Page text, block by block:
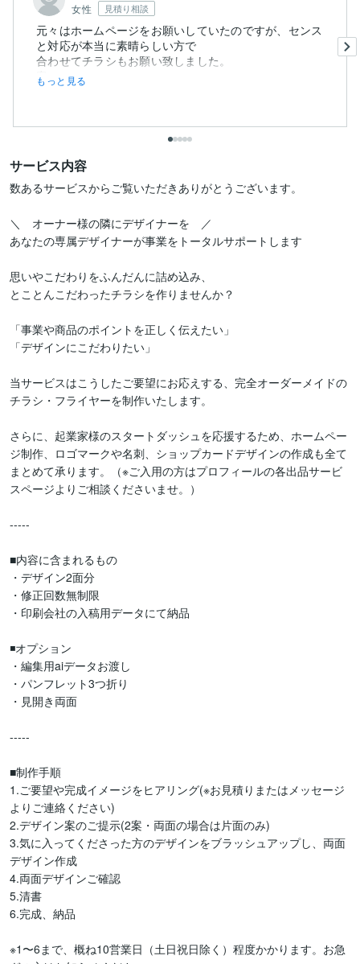
女性 見積り相談
元々はホームページをお願いしていたのですが、センス
と対応が本当に素晴らしい方で
合わせてチラシもお願い致しました。
案の...
もっと見る
サービス内容
数あるサービスからご覧いただきありがとうございます。
＼　オーナー様の隣にデザイナーを　／
あなたの専属デザイナーが事業をトータルサポートします
思いやこだわりをふんだんに詰め込み、
とことんこだわったチラシを作りませんか？
「事業や商品のポイントを正しく伝えたい」
「デザインにこだわりたい」
当サービスはこうしたご要望にお応えする、完全オーダーメイドの
チラシ・フライヤーを制作いたします。
さらに、起業家様のスタートダッシュを応援するため、ホームペー
ジ制作、ロゴマークや名刺、ショップカードデザインの作成も全て
まとめて承ります。（※ご入用の方はプロフィールの各出品サービ
スページよりご相談くださいませ。）
-----
■内容に含まれるもの
・デザイン2面分
・修正回数無制限
・印刷会社の入稿用データにて納品
◾️オプション
・編集用aiデータお渡し
・パンフレット3つ折り
・見開き両面
-----
■制作手順
1.ご要望や完成イメージをヒアリング(※お見積りまたはメッセージ
よりご連絡ください)
2.デザイン案のご提示(2案・両面の場合は片面のみ)
3.気に入ってくださった方のデザインをブラッシュアップし、両面
デザイン作成
4.両面デザインご確認
5.清書
6.完成、納品
※1〜6まで、概ね10営業日（土日祝日除く）程度かかります。お急